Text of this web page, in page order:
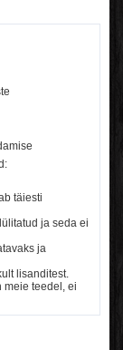
täiesti
ja seda ei
ja
lisanditest.
meie teedel, ei